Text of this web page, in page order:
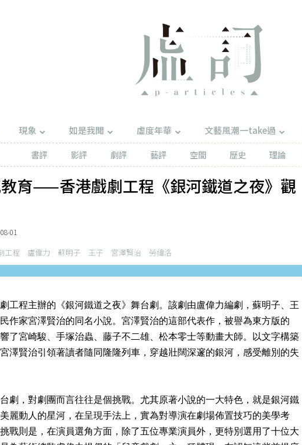
現象 如是我聞 虛度年華 文藝風潮一take過
書評
影評 劇評 藝評 空間 歷史 理論
育——香港戲劇工程《銀河鐵道之夜》觀
01
工程 盧偉力 蘇明子 王子 宮澤賢治 勞緯洛
工程主辦的《銀河鐵道之夜》舞台劇。該劇由盧偉力編劇，蘇明子、王
作家宮澤賢治的同名小說。宮澤賢治的這部代表作，被譽為東方版的
響了宮崎駿、手塚治蟲、藤子不二雄、松本零士等動畫大師。以文字構築
澤賢治引領著讀者隨同隆隆列車，穿越壯闊深邃的銀河，感受離別的失
劇，對劇團而言往往是個挑戰。尤其原著小說的一大特色，就是銀河鐵
麗動人的星河，在呈現手法上，實為對導演在劇場佈置技巧的美學考
戰則是，在演員選角方面，除了五位專業演員外，更特別選用了十位大